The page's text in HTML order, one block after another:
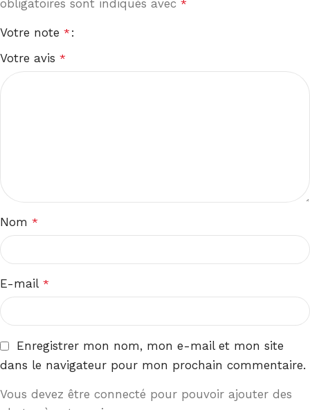
obligatoires sont indiqués avec *
Votre note *
Votre avis *
Nom *
E-mail *
Enregistrer mon nom, mon e-mail et mon site
dans le navigateur pour mon prochain commentaire.
Vous devez être connecté pour pouvoir ajouter des